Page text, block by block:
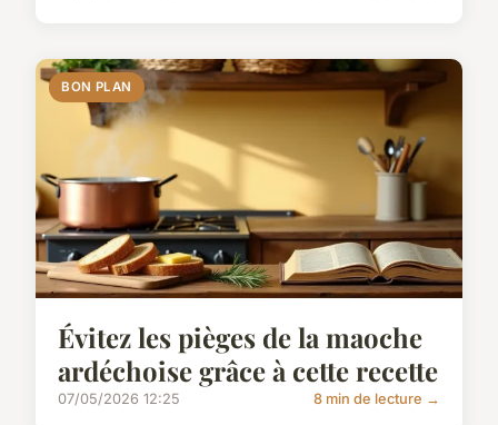
BON PLAN
Évitez les pièges de la maoche
ardéchoise grâce à cette recette
07/05/2026 12:25 8 min de lecture →